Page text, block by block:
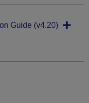
Guide (v4.20)